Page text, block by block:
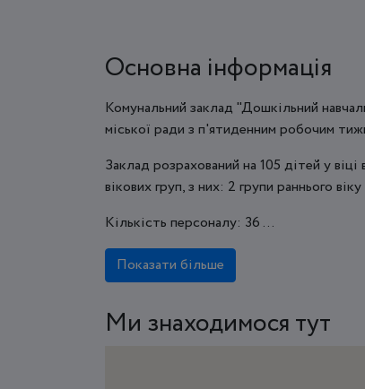
Основна інформація
Комунальний заклад "Дошкільний
міської ради з п'ятиденним робочим
Заклад розрахований на 105 дітей у
вікових груп, з них: 2 групи раннього
Кількість персоналу: 36 ...
Показати більше
Ми знаходимося тут